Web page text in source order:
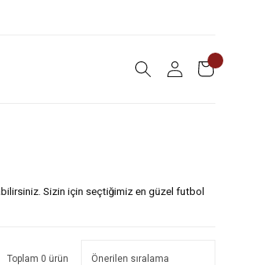
Sizin için seçtiğimiz en güzel futbol
Toplam 0 ürün